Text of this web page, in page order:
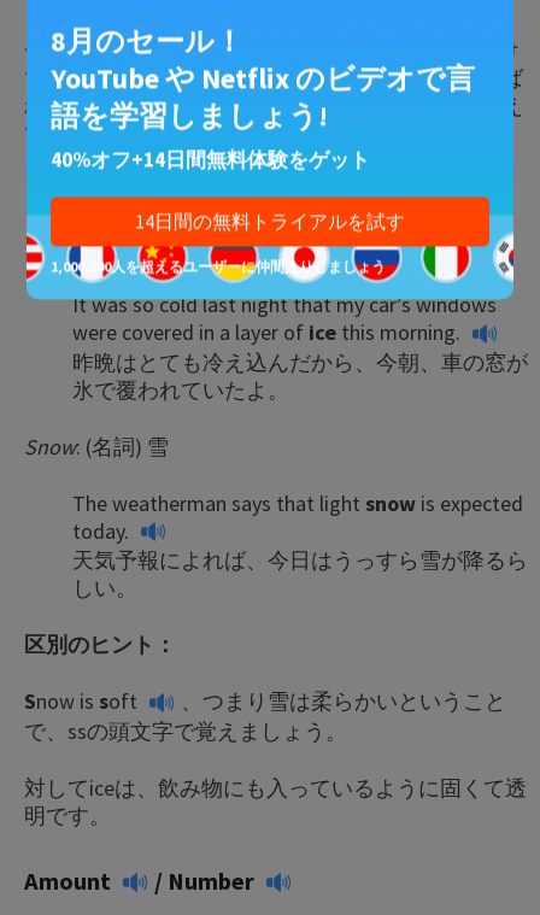
一方hearの場合は、意識して注意を払っているわけ
ではありません。道の向こうから誰かに名前を呼ば
れたら、注意して聴こうとしなくても、声が聞こえ
て（hear）くるものです。
Ice /Snow
Ice: (名詞) 氷
It was so cold last night that my car’s windows
were covered in a layer of ice this morning.
昨晩はとても冷え込んだから、今朝、車の窓が
氷で覆われていたよ。
Snow: (名詞) 雪
The weatherman says that light snow is expected
today.
天気予報によれば、今日はうっすら雪が降るら
しい。
区別のヒント：
Snow is soft
、つまり雪は柔らかいということ
で、ssの頭文字で覚えましょう。
対してiceは、飲み物にも入っているように固くて透
明です。
Amount / Number
8月のセール！
YouTube や Netflix のビデオで言
語を学習しましょう!
40%オフ+14日間無料体験をゲット
14日間の無料トライアルを試す
1,000,000人を超えるユーザーに仲間入りしましょう